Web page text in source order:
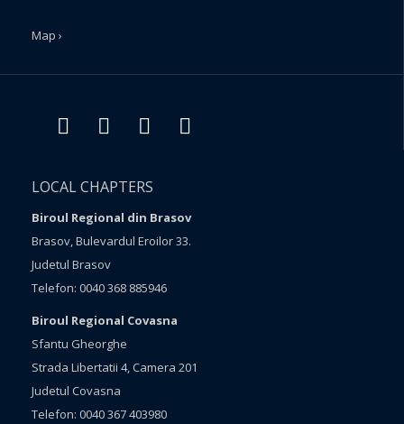
Map ›
LOCAL CHAPTERS
Biroul Regional din Brasov
Brasov, Bulevardul Eroilor 33.
Judetul Brasov
Telefon: 0040 368 885946
Biroul Regional Covasna
Sfantu Gheorghe
Strada Libertatii 4, Camera 201
Judetul Covasna
Telefon: 0040 367 403980